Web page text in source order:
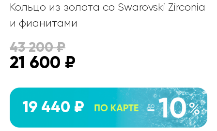
Кольцо из золота со Swarovski Zirconia
и фианитами
43 200₽
21 600 ₽
19 440 ₽